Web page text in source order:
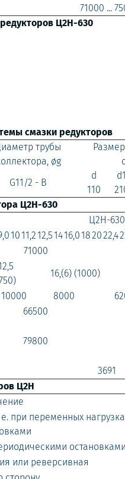
71000 ...
Ц2Н-630
смазки редукторов
трубы
øg
G11/2 - B
d d1
110
Ц2Н-630
Ц2Н-630
1011,212,51416,0182022,4
71000
16,(6) (1000)
10000 8000
66500
79800
3691
Ц2Н
при переменных
остановками
или реверсивная